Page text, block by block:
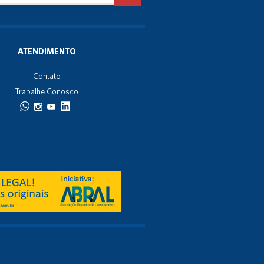
ATENDIMENTO
Contato
Trabalhe Conosco